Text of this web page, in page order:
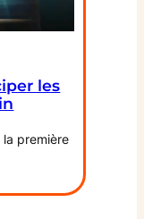
les
la première